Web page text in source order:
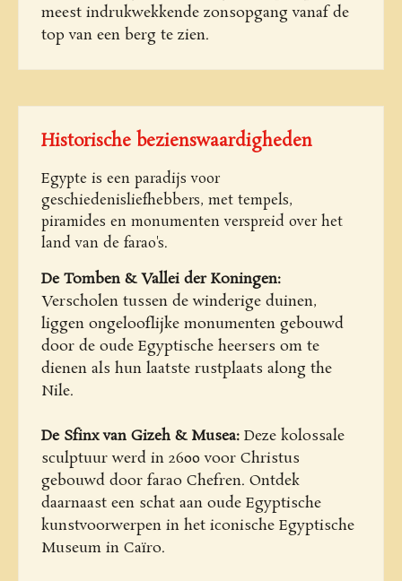
meest indrukwekkende zonsopgang vanaf de
top van een berg te zien.
Historische bezienswaardigheden
Egypte is een paradijs voor
geschiedenisliefhebbers, met tempels,
piramides en monumenten verspreid over het
land van de farao's.
De Tomben & Vallei der Koningen:
Verscholen tussen de winderige duinen,
liggen ongelooflijke monumenten gebouwd
door de oude Egyptische heersers om te
dienen als hun laatste rustplaats along the
Nile.
De Sfinx van Gizeh & Musea: Deze kolossale
sculptuur werd in 2600 voor Christus
gebouwd door farao Chefren. Ontdek
daarnaast een schat aan oude Egyptische
kunstvoorwerpen in het iconische Egyptische
Museum in Caïro.